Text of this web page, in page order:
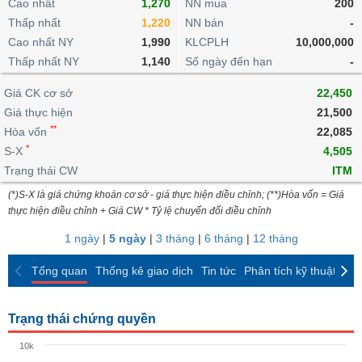
Giao
dịch
nội
bộ
Niên
giám
Tài
liệu
cổ
đông
Định
giá
Nước
ngoài
Tự
doanh
Top
cổ
phiếu
Bản
Thống
giao
dịch
dịch
Chứng
quyền
Tổng
quan
Thống
kê
dịch
Định
Thống
kê
giao
dịch
Tin
tức
tích
kỹ
thuật
Bảng
giá
Bộ
lọc
cổ
phiếu
cổ
Báo
mô
lai
Chứng
quyền
Trái
phiếu
doanh
nghiệp
Đào
Dịch
vụ
Cao nhất
1,270
Thấp nhất
1,220
Cao nhất NY
1,990
Thấp nhất NY
1,140
NN mua
200
NN bán
-
KLCPLH
10,000,000
Số ngày đến hạn
-
Giá CK cơ sở
22,450
Giá thực hiện
21,500
Hòa vốn **
22,085
S-X *
4,505
Trạng thái CW
ITM
(*)S-X là giá chứng khoán cơ sở - giá thực hiện điều chỉnh; (**)Hòa vốn = Giá
thực hiện điều chỉnh + Giá CW * Tỷ lệ chuyển đổi điều chỉnh
1 ngày| 5 ngày| 3 tháng | 6 tháng | 12 tháng
Tổng quan Thống kê giao dịch Tin tức Phân tích kỹ thuật
Trạng thái chứng quyền
10k
BẤT
ĐỘNG
SẢN
TÀI
CHÍNH
HÀNG
HÓA
KINH
TẾ
THẾ